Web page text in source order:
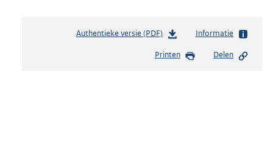
Authentieke versie (PDF)b
s
Informatie
Printen Delen